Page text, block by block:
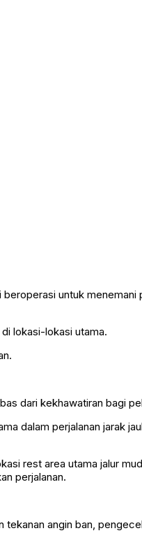
untuk
lokasi-lokasi utama.
dari kekhawatiran bagi
dalam perjalanan jarak
rest area utama jalur
perjalanan.
angin ban,